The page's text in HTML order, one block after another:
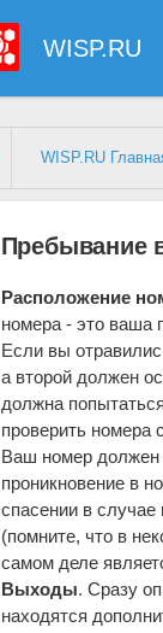
WISP.RU
WISP.RU
Пребывание
Расположение
номера - это ваша
Если вы
а второй должен
должна
проверить номера
Ваш номер должен
проникновение в
спасении в
(помните, что в
самом деле
Выходы. Сразу
находятся